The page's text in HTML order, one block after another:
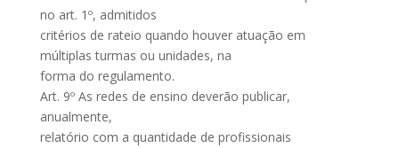
no art. 1º, admitidos
critérios de rateio quando houver atuação em
múltiplas turmas ou unidades, na
forma do regulamento.
Art. 9º As redes de ensino deverão publicar,
anualmente,
relatório com a quantidade de profissionais